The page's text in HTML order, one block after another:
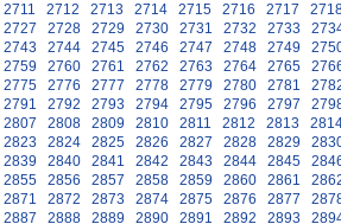
2711 2712 2713 2714 2715 2716 2717
2727 2728 2729 2730 2731 2732 2733
2743 2744 2745 2746 2747 2748 2749
2759 2760 2761 2762 2763 2764 2765
2775 2776 2777 2778 2779 2780 2781
2791 2792 2793 2794 2795 2796 2797
2807 2808 2809 2810 2811 2812 2813
2823 2824 2825 2826 2827 2828 2829
2839 2840 2841 2842 2843 2844 2845
2855 2856 2857 2858 2859 2860 2861
2871 2872 2873 2874 2875 2876 2877
2887 2888 2889 2890 2891 2892 2893